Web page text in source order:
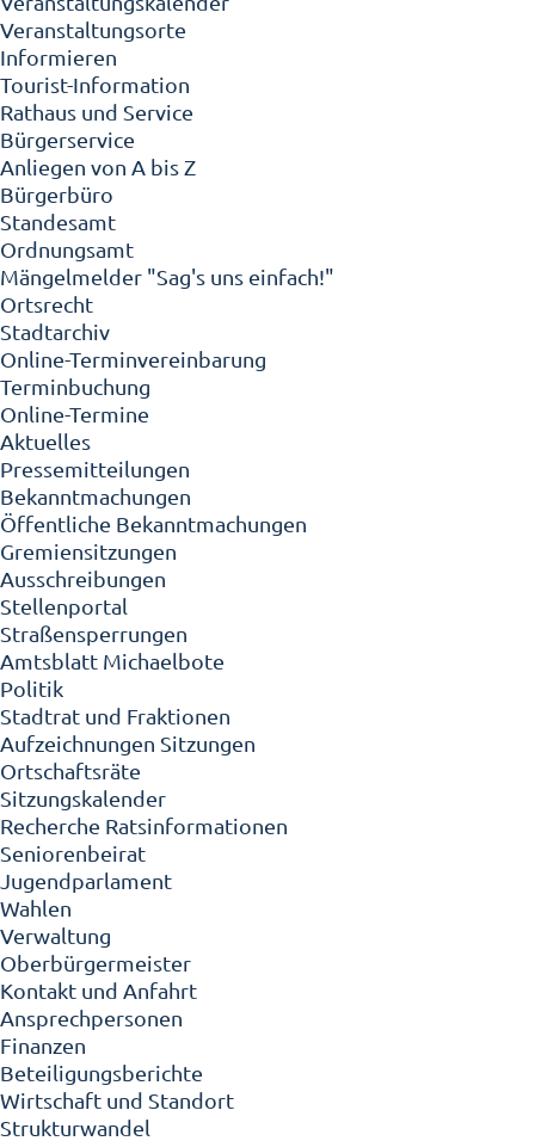
Veranstaltungsorte
Informieren
Tourist-Information
Rathaus und Service
Bürgerservice
Anliegen von A bis Z
Bürgerbüro
Standesamt
Ordnungsamt
Mängelmelder "Sag's uns einfach!"
Ortsrecht
Stadtarchiv
Online-Terminvereinbarung
Terminbuchung
Online-Termine
Aktuelles
Pressemitteilungen
Bekanntmachungen
Öffentliche Bekanntmachungen
Gremiensitzungen
Ausschreibungen
Stellenportal
Straßensperrungen
Amtsblatt Michaelbote
Politik
Stadtrat und Fraktionen
Aufzeichnungen Sitzungen
Ortschaftsräte
Sitzungskalender
Recherche Ratsinformationen
Seniorenbeirat
Jugendparlament
Wahlen
Verwaltung
Oberbürgermeister
Kontakt und Anfahrt
Ansprechpersonen
Finanzen
Beteiligungsberichte
Wirtschaft und Standort
Strukturwandel